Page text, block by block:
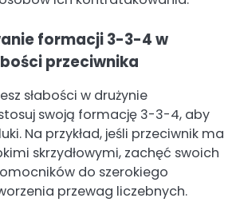
formacji 3-3-4 w
przeciwnika
słabości w drużynie
swoją formację 3-3-4, aby
Na przykład, jeśli przeciwnik ma
skrzydłowymi, zachęć swoich
do szerokiego
przewag liczebnych.